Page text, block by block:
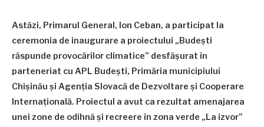
Astăzi, Primarul General, Ion Ceban, a participat la
ceremonia de inaugurare a proiectului „Budești
răspunde provocărilor climatice” desfășurat în
parteneriat cu APL Budești, Primăria municipiului
Chișinău și Agenția Slovacă de Dezvoltare și Cooperare
Internațională. Proiectul a avut ca rezultat amenajarea
unei zone de odihnă și recreere în zona verde „La izvor”